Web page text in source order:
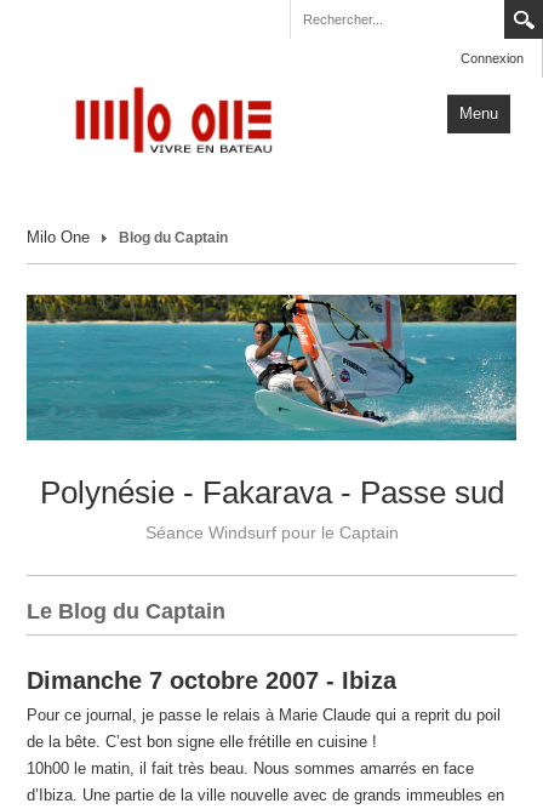
Connexion
Menu
Carnets de Voyage
Actualités
Plus
Milo One Blog du Captain
Polynésie - Fakarava - Passe sud
Séance Windsurf pour le Captain
Le Blog du Captain
Dimanche 7 octobre 2007 - Ibiza
Pour ce journal, je passe le relais à Marie Claude qui a reprit du poil
de la bête. C’est bon signe elle frétille en cuisine !
10h00 le matin, il fait très beau. Nous sommes amarrés en face
d’Ibiza. Une partie de la ville nouvelle avec de grands immeubles en